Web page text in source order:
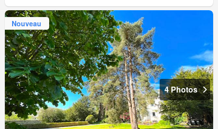
Nouveau
4 Photos